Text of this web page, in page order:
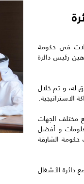
في حكومة
رئيس دائرة
له، و تم خلال
الاستراتيجية.
مختلف الجهات
و أفضل
الشارقة
دائرة الأشغال